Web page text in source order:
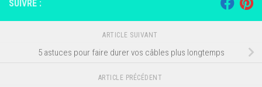
SUIVRE :
ARTICLE SUIVANT
5 astuces pour faire durer vos câbles plus longtemps
ARTICLE PRÉCÉDENT